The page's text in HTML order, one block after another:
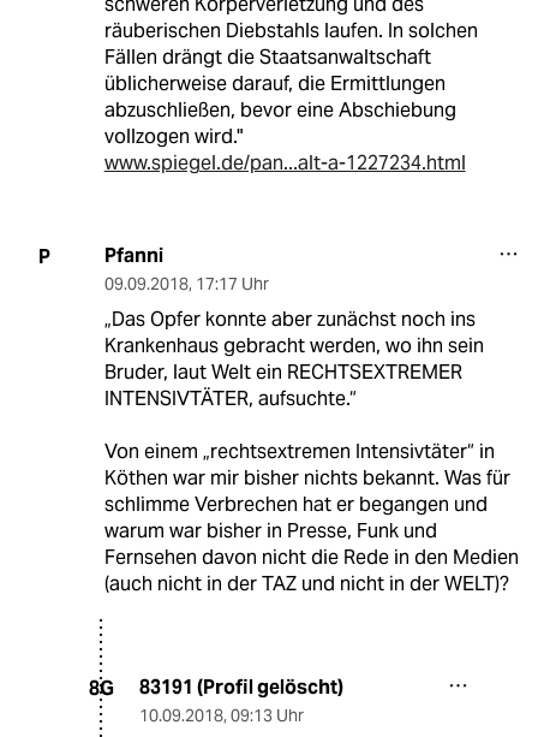
räuberischen Diebstahls laufen. In solchen
Fällen drängt die Staatsanwaltschaft
üblicherweise darauf, die Ermittlungen
abzuschließen, bevor eine Abschiebung
vollzogen wird."
www.spiegel.de/pan...alt-a-1227234.html
P Pfanni
09.09.2018, 17:17 Uhr
„Das Opfer konnte aber zunächst noch ins
Krankenhaus gebracht werden, wo ihn sein
Bruder, laut Welt ein RECHTSEXTREMER
INTENSIVTÄTER, aufsuchte.“
Von einem „rechtsextremen Intensivtäter“ in
Köthen war mir bisher nichts bekannt. Was für
schlimme Verbrechen hat er begangen und
warum war bisher in Presse, Funk und
Fernsehen davon nicht die Rede in den Medien
(auch nicht in der TAZ und nicht in der WELT)?
8G 83191 (Profil gelöscht)
10.09.2018, 09:13 Uhr